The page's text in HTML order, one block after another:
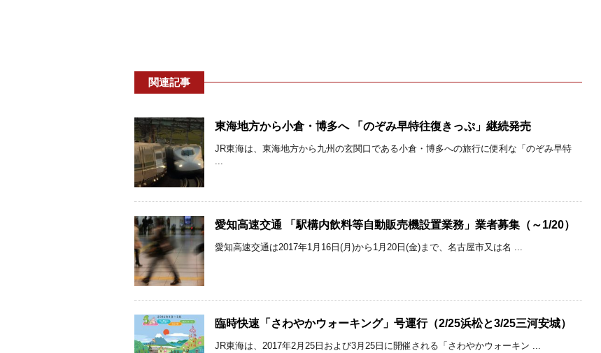
関連記事
東海地方から小倉・博多へ 「のぞみ早特往復きっぷ」継続発売
JR東海は、東海地方から九州の玄関口である小倉・博多への旅行に便利な「のぞみ早特
...
愛知高速交通 「駅構内飲料等自動販売機設置業務」業者募集（～1/20）
愛知高速交通は2017年1月16日(月)から1月20日(金)まで、名古屋市又は名 ...
臨時快速「さわやかウォーキング」号運行（2/25浜松と3/25三河安城）
JR東海は、2017年2月25日および3月25日に開催される「さわやかウォーキン ...